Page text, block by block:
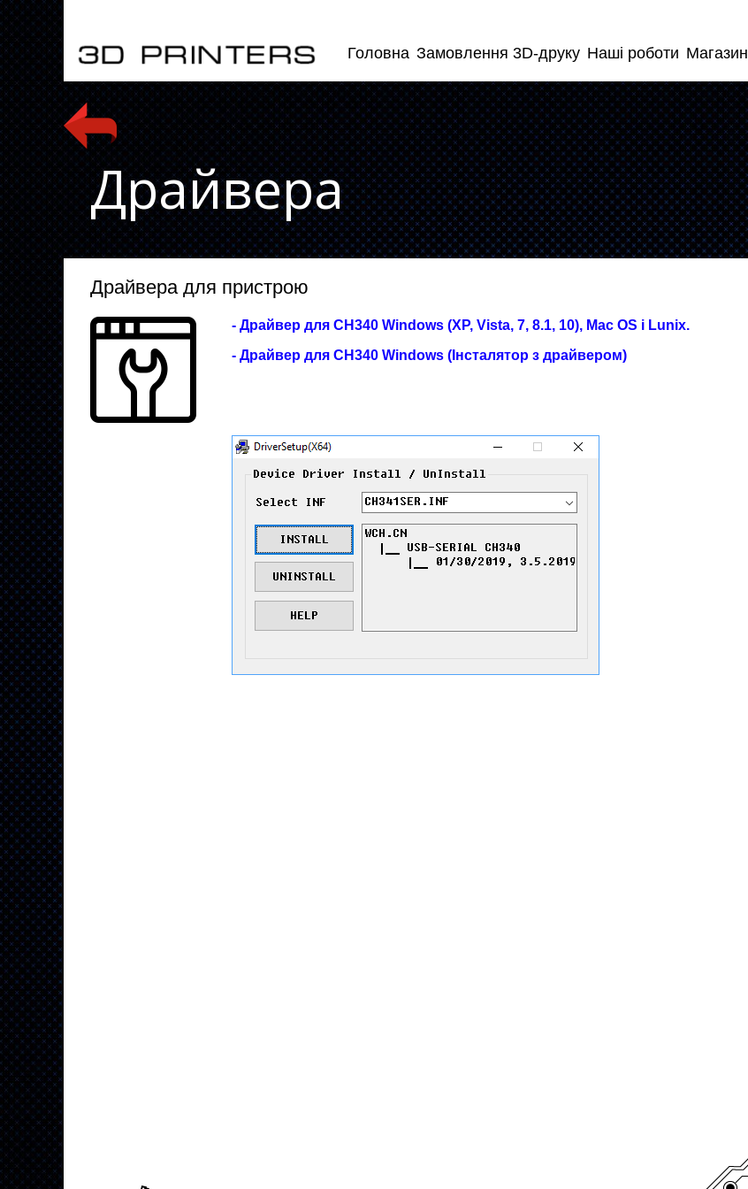
Головна Замовлення 3D-друку Наші роботи Магазин
Драйвера
Драйвера для пристрою
- Драйвер для CH340 Windows (XP, Vista, 7, 8.1, 10), Mac OS і Lunix.
- Драйвер для CH340 Windows (Інсталятор з драйвером)